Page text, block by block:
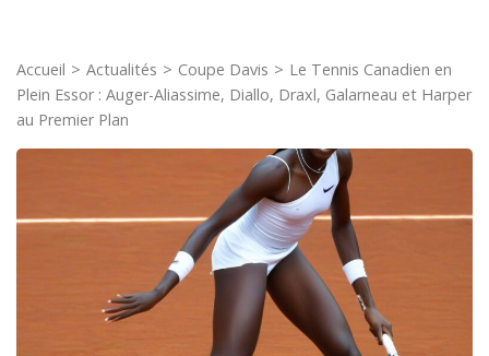
Accueil > Actualités > Coupe Davis > Le Tennis Canadien en
Plein Essor : Auger-Aliassime, Diallo, Draxl, Galarneau et Harper
au Premier Plan